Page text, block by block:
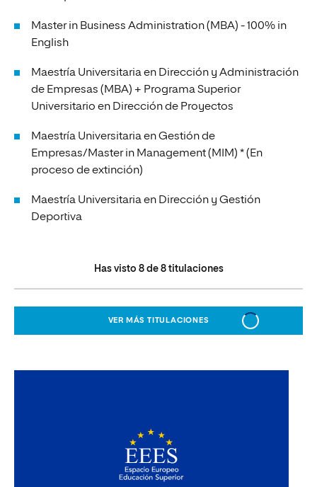
Master in Business Administration (MBA) - 100% in
English
Maestría Universitaria en Dirección y Administración
de Empresas (MBA) + Programa Superior
Universitario en Dirección de Proyectos
Maestría Universitaria en Gestión de
Empresas/Master in Management (MIM) * (En
proceso de extinción)
Maestría Universitaria en Dirección y Gestión
Deportiva
Has visto 8de 8titulaciones
VER MÁS TITULACIONES